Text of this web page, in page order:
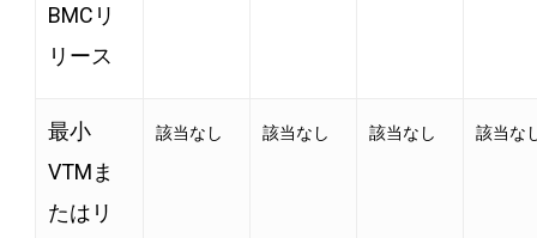
BMCリ
リース
最小
VTMま
たはリ
該当なし 該当なし 該当なし 該当な